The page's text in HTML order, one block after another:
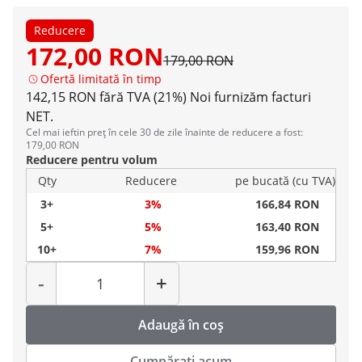
Reducere
172,00 RON179,00 RON
Ofertă limitată în timp
142,15 RON fără TVA (21%) Noi furnizăm facturi
NET.
Cel mai ieftin preț în cele 30 de zile înainte de reducere a fost:
179,00 RON
Reducere pentru volum
Qty
Reducere
pe bucată (cu TVA)
3+
3%
166,84 RON
5+
5%
163,40 RON
10+
7% 159,96 RON
-
Cantitate
+
Adaugă în coș